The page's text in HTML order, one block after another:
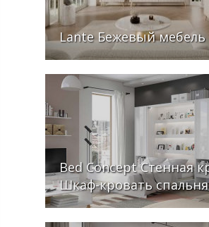
Lante Бежевый мебель
Bed Concept Стенная
Шкаф-кровать cпальня